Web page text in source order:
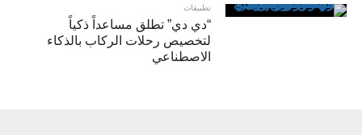
تطبيقات
“دي دي” تطلق مساعداً ذكياً
لتخصيص رحلات الركاب بالذكاء
الاصطناعي